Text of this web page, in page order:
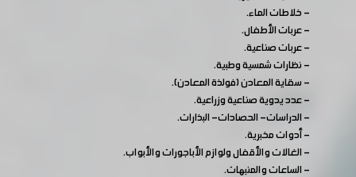
- خلاطات الماء.
- عربات الأطفال.
- عربات صناعية.
- نظارات شمسية وطبية.
- سقاية المعادن (فولذة المعادن).
- عدد يدوية صناعية وزراعية.
- الدراسات- الحصادات- البذارات.
- أدوات مخبرية.
- الغالات والأقفال ولوازم الأباجورات والأبواب.
- الساعات والمنبهات.